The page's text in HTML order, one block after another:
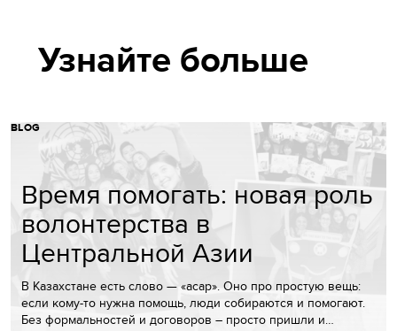
Узнайте больше
BLOG
Время помогать: новая роль
волонтерства в
Центральной Азии
В Казахстане есть слово — «асар». Оно про простую вещь:
если кому-то нужна помощь, люди собираются и помогают.
Без формальностей и договоров – просто пришли и…